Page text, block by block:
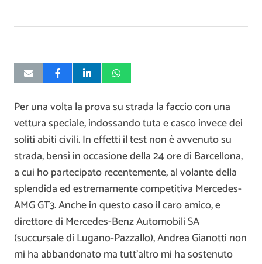
Per una volta la prova su strada la faccio con una
vettura speciale, indossando tuta e casco invece dei
soliti abiti civili. In effetti il test non è avvenuto su
strada, bensì in occasione della 24 ore di Barcellona,
a cui ho partecipato recentemente, al volante della
splendida ed estremamente competitiva Mercedes-
AMG GT3. Anche in questo caso il caro amico, e
direttore di Mercedes-Benz Automobili SA
(succursale di Lugano-Pazzallo), Andrea Gianotti non
mi ha abbandonato ma tutt’altro mi ha sostenuto